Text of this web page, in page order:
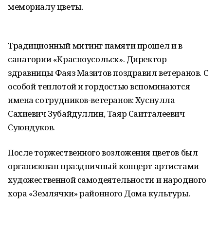
мемориалу цветы.
Традиционный митинг памяти прошел и в
санатории «Красноусольск». Директор
здравницы Фаяз Мазитов поздравил ветеранов. С
особой теплотой и гордостью вспоминаются
имена сотрудников-ветеранов: Хуснулла
Сахиевич Зубайдуллин, Таяр Саитгалеевич
Суюндуков.
После торжественного возложения цветов был
организован праздничный концерт артистами
художественной самодеятельности и народного
хора «Землячки» районного Дома культуры.